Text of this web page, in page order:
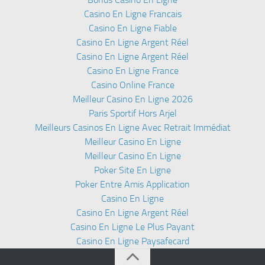
Casino En Ligne Francais
Casino En Ligne Fiable
Casino En Ligne Argent Réel
Casino En Ligne Argent Réel
Casino En Ligne France
Casino Online France
Meilleur Casino En Ligne 2026
Paris Sportif Hors Arjel
Meilleurs Casinos En Ligne Avec Retrait Immédiat
Meilleur Casino En Ligne
Meilleur Casino En Ligne
Poker Site En Ligne
Poker Entre Amis Application
Casino En Ligne
Casino En Ligne Argent Réel
Casino En Ligne Le Plus Payant
Casino En Ligne Paysafecard